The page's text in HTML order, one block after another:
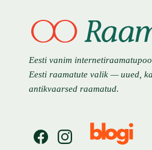
Eesti vanim
Eesti raamatute valik — uued,
antikvaarsed raamatud.